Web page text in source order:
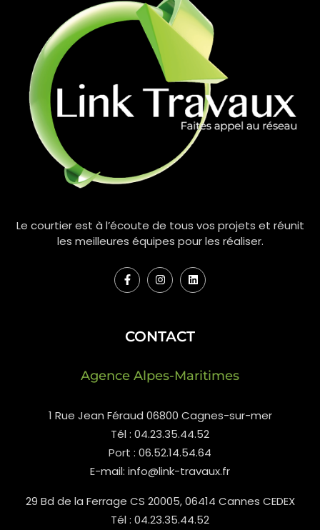
Le courtier est à l’écoute de tous vos projets et réunit
les meilleures équipes pour les réaliser.
CONTACT
Agence Alpes-Maritimes
1 Rue Jean Féraud 06800 Cagnes-sur-mer
Tél : 04.23.35.44.52
Port : 06.52.14.54.64
E-mail: info@link-travaux.fr
29 Bd de la Ferrage CS 20005, 06414 Cannes CEDEX
Tél : 04.23.35.44.52